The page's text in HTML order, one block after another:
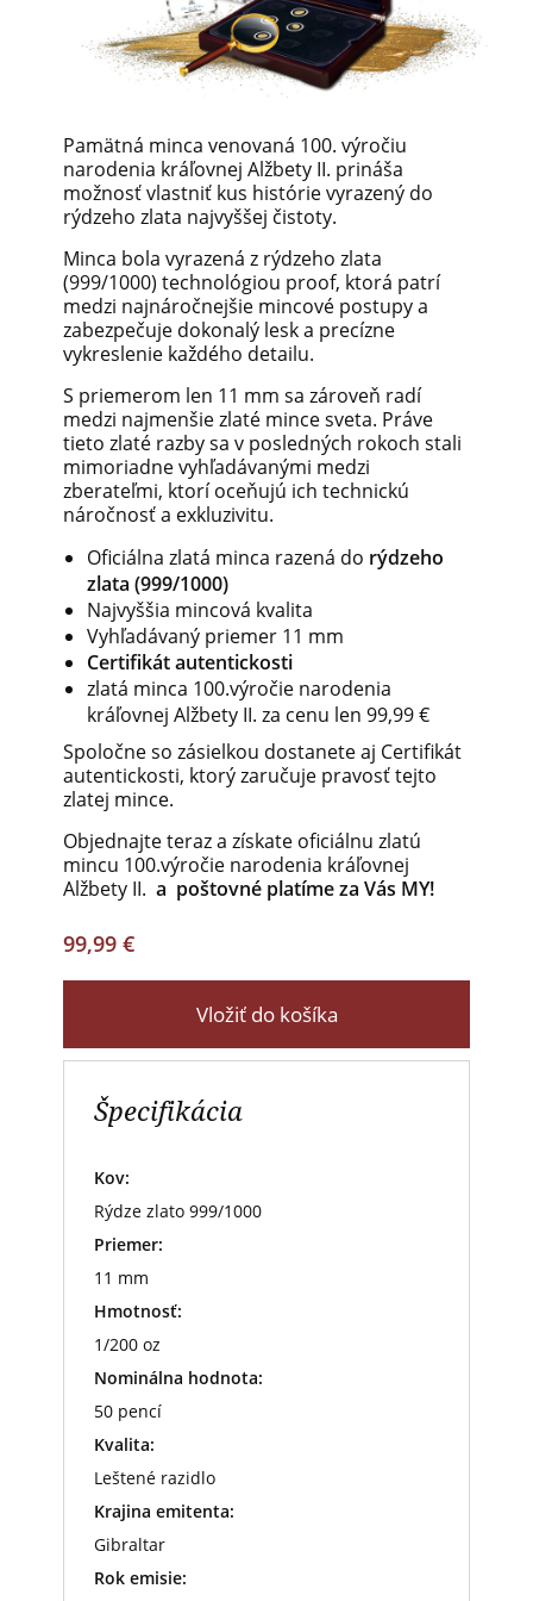
Pamätná minca venovaná 100. výročiu
narodenia kráľovnej Alžbety II. prináša
možnosť vlastniť kus histórie vyrazený do
rýdzeho zlata najvyššej čistoty.
Minca bola vyrazená z rýdzeho zlata
(999/1000) technológiou proof, ktorá patrí
medzi najnáročnejšie mincové postupy a
zabezpečuje dokonalý lesk a precízne
vykreslenie každého detailu.
S priemerom len 11 mm sa zároveň radí
medzi najmenšie zlaté mince sveta. Práve
tieto zlaté razby sa v posledných rokoch stali
mimoriadne vyhľadávanými medzi
zberateľmi, ktorí oceňujú ich technickú
náročnosť a exkluzivitu.
Oficiálna zlatá minca razená do rýdzeho
zlata (999/1000)
Najvyššia mincová kvalita
Vyhľadávaný priemer 11 mm
Certifikát autentickosti
zlatá minca 100.výročie narodenia
kráľovnej Alžbety II. za cenu len 99,99 €
Spoločne so zásielkou dostanete aj Certifikát
autentickosti, ktorý zaručuje pravosť tejto
zlatej mince.
Objednajte teraz a získate oficiálnu zlatú
mincu 100.výročie narodenia kráľovnej
Alžbety II. a poštovné platíme za Vás MY!
99,99 €
Vložiť do košíka
Špecifikácia
Kov:
Rýdze zlato 999/1000
Priemer:
11 mm
Hmotnosť:
1/200 oz
Nominálna hodnota:
50 pencí
Kvalita:
Leštené razidlo
Krajina emitenta:
Gibraltar
Rok emisie: